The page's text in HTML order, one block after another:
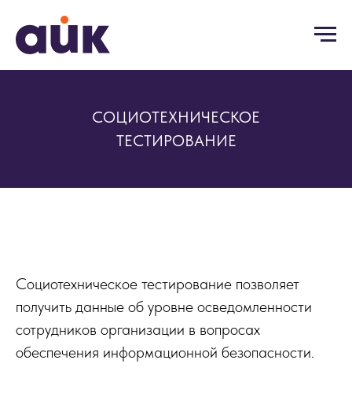
СОЦИОТЕХНИЧЕСКОЕ
ТЕСТИРОВАНИЕ
Социотехническое тестирование позволяет
получить данные об уровне осведомленности
сотрудников организации в вопросах
обеспечения информационной безопасности.